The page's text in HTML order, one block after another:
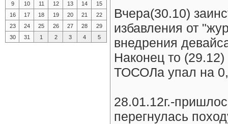
Вчера(30.10)
избавления от
внедрения
Наконец то
ТОСОЛа упал на
28.01.12г.-
перегнулась
9
10 11 12 13 14
15
16
17 18 19 20 21
22
23
24 25 26 27 28
29
30
31 1 2 3 4 5